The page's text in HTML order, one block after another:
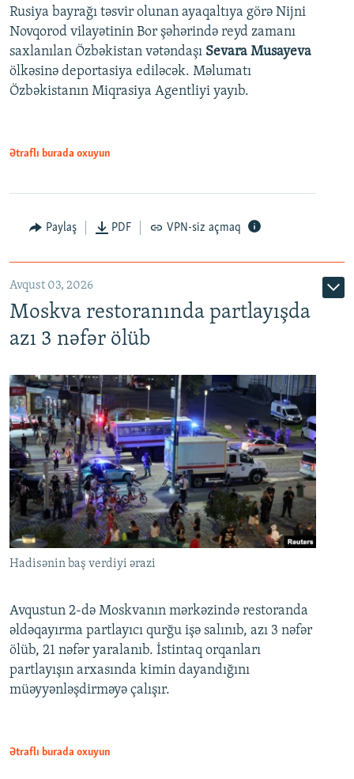
Rusiya bayrağı təsvir olunan ayaqaltıya görə Nijni
Novqorod vilayətinin Bor şəhərində reyd zamanı
saxlanılan Özbəkistan vətəndaşı Sevara Musayeva
ölkəsinə deportasiya ediləcək. Məlumatı
Özbəkistanın Miqrasiya Agentliyi yayıb.
Ətraflı burada oxuyun
Paylaş PDF VPN-siz açmaq
Avqust 03, 2026
Moskva restoranında partlayışda
azı 3 nəfər ölüb
Hadisənin baş verdiyi ərazi
Avqustun 2-də Moskvanın mərkəzində restoranda
əldəqayırma partlayıcı qurğu işə salınıb, azı 3 nəfər
ölüb, 21 nəfər yaralanıb. İstintaq orqanları
partlayışın arxasında kimin dayandığını
müəyyənləşdirməyə çalışır.
Ətraflı burada oxuyun